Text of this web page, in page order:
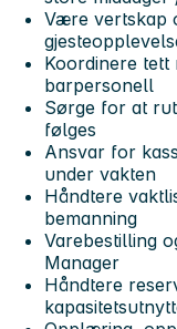
Være vertskap
Koordinere
barpersonell
Sørge for at
følges
Ansvar for
under vakten
Håndtere
bemanning
Varebestilling
Manager
Håndtere